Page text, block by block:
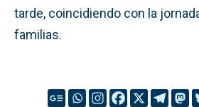
tarde, coincidiendo con la
familias.